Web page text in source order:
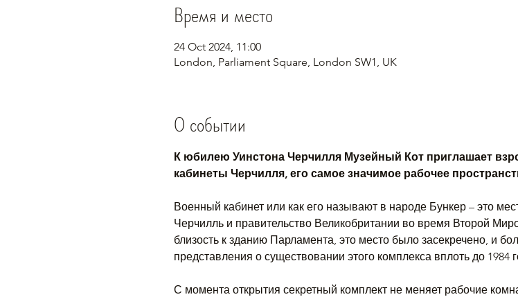
Время и место
24 Oct 2024, 11:00
London, Parliament Square, London SW1, UK
О событии
К юбилею Уинстона Черчилля Музейный Кот приглашает
кабинеты Черчилля, его самое значимое рабочее
Военный кабинет или как его называют в народе Бункер – это
Черчилль и правительство Великобритании во время Второй
близость к зданию Парламента, это место было засекречено, и
представления о существовании этого комплекса вплоть до 1984
С момента открытия секретный комплект не меняет рабочие